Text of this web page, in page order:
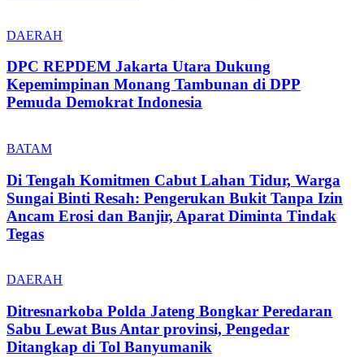
DAERAH
DPC REPDEM Jakarta Utara Dukung
Kepemimpinan Monang Tambunan di DPP
Pemuda Demokrat Indonesia
BATAM
Di Tengah Komitmen Cabut Lahan Tidur, Warga
Sungai Binti Resah: Pengerukan Bukit Tanpa Izin
Ancam Erosi dan Banjir, Aparat Diminta Tindak
Tegas
DAERAH
Ditresnarkoba Polda Jateng Bongkar Peredaran
Sabu Lewat Bus Antar provinsi, Pengedar
Ditangkap di Tol Banyumanik